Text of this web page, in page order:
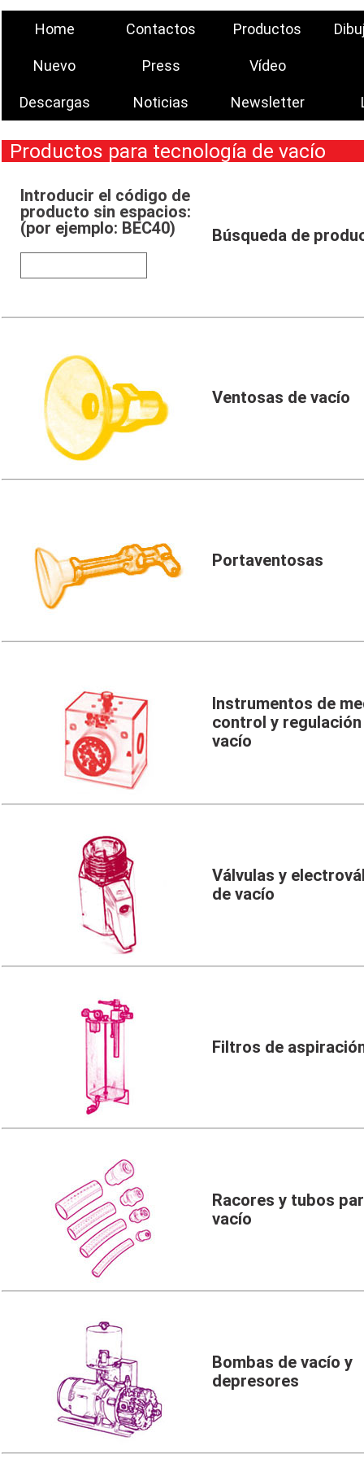
Home Contactos Productos
Nuevo Press Vídeo
Descargas Noticias Newsletter
Productos para tecnología de vacío
Introducir el código de
producto sin espacios:
(por ejemplo: BEC40)
Búsqueda de
Ventosas de vacío
Portaventosas
Instrumentos de
control y
vacío
Válvulas y
de vacío
Filtros de
Racores y tubos
vacío
Bombas de vacío y
depresores